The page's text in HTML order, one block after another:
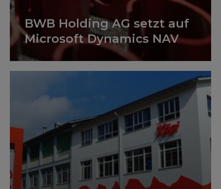
BWB Holding AG setzt auf
Microsoft Dynamics NAV